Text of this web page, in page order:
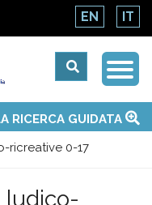
EN IT
RICERCA GUIDATA
ricreative 0-17
ludico-